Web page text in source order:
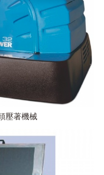
壓著機械